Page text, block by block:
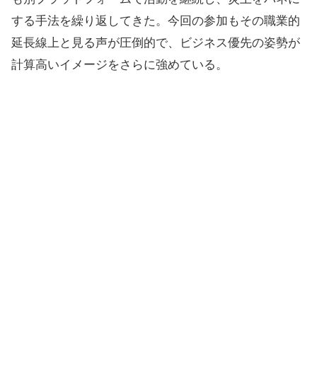
する手法を繰り返してきた。今回の参加もその職業的
延長線上と見る声が圧倒的で、ビジネス優先の姿勢が
計算高いイメージをさらに強めている。